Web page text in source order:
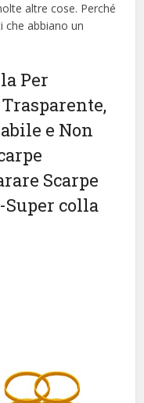
altre cose. Perché
abbiano un
Per
e Non
Scarpe
-Super colla